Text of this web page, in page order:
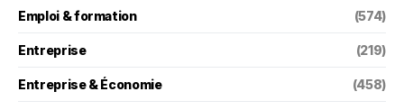
Emploi & formation (574)
Entreprise (219)
Entreprise & Économie (458)